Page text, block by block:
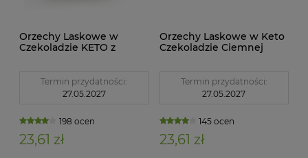
Orzechy Laskowe w
Czekoladzie KETO z
Termin przydatności:
27.05.2027
198 ocen
23,61 zł
Orzechy Laskowe w Keto
Czekoladzie Ciemnej
Termin przydatności:
27.05.2027
145 ocen
23,61 zł